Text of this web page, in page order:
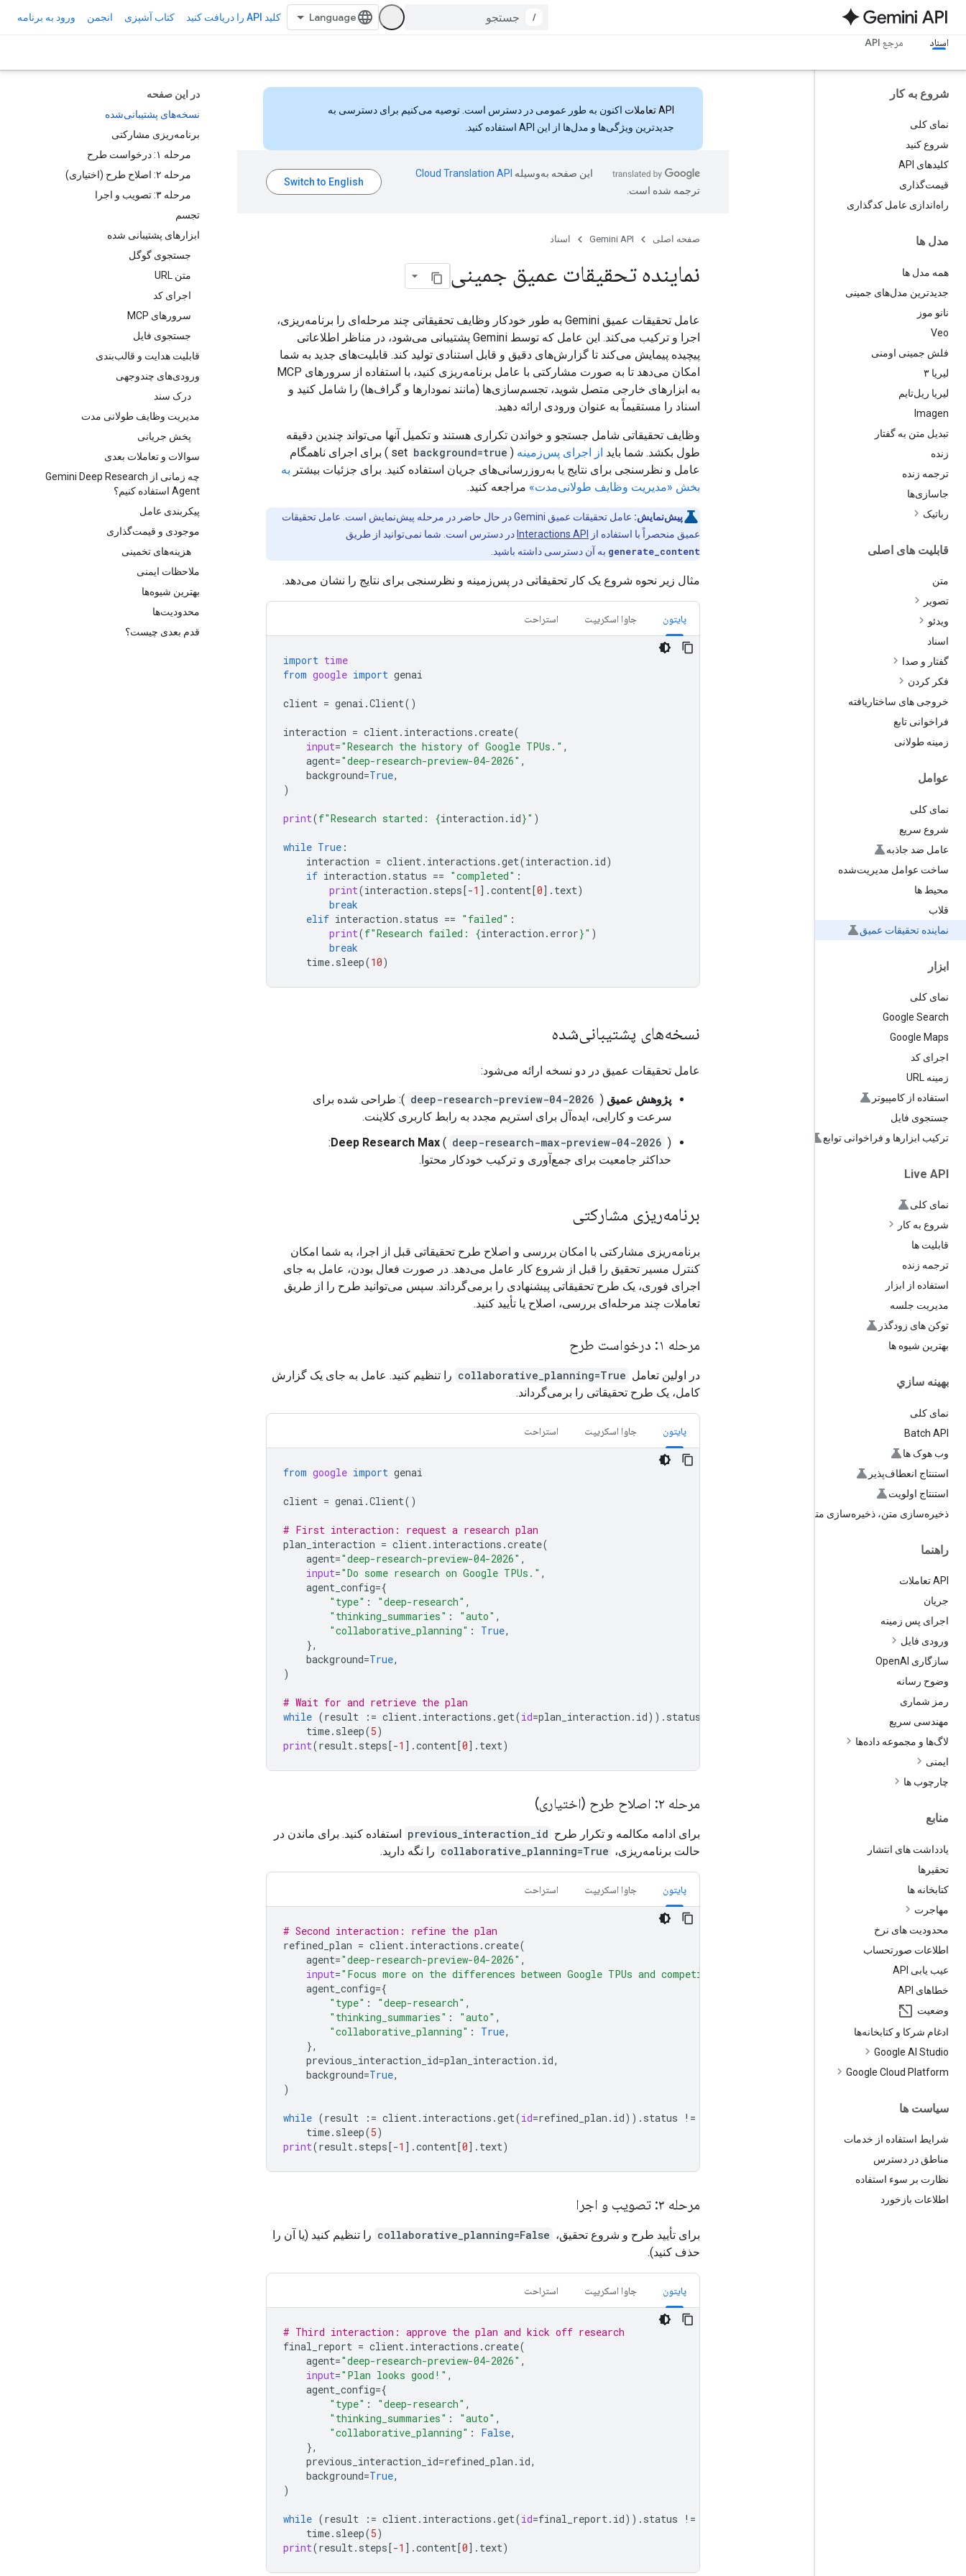
/ کلید API را دریافت کنید کتاب آشپزی انجمن ورود به برنامه
اسناد مرجع API
شروع به کار
نمای کلی
شروع کنید
کلیدهای API
قیمت‌گذاری
راه‌اندازی عامل کدگذاری
مدل ها
همه مدل ها
جدیدترین مدل‌های جمینی
نانو موز
Veo
فلش جمینی اومنی
لیریا ۳
لیریا ریل‌تایم
Imagen
تبدیل متن به گفتار
زنده
ترجمه زنده
جاسازی‌ها
رباتیک
قابلیت های اصلی
متن
تصویر
ویدئو
اسناد
گفتار و صدا
فکر کردن
خروجی های ساختاریافته
فراخوانی تابع
زمینه طولانی
عوامل
نمای کلی
شروع سریع
عامل ضد جاذبه
ساخت عوامل مدیریت‌شده
محیط ها
قلاب
نماینده تحقیقات عمیق
ابزار
نمای کلی
Google Search
Google Maps
اجرای کد
زمینه URL
استفاده از کامپیوتر
جستجوی فایل
ترکیب ابزارها و فراخوانی توابع
Live API
نمای کلی
شروع به کار
قابلیت ها
ترجمه زنده
استفاده از ابزار
مدیریت جلسه
توکن های زودگذر
بهترین شیوه ها
بهينه سازي
نمای کلی
Batch API
وب هوک ها
استنتاج انعطاف‌پذیر
استنتاج اولویت
ذخیره‌سازی متن، ذخیره‌سازی متن
راهنما
API تعاملات
جریان
اجرای پس زمینه
ورودی فایل
سازگاری Open AI
وضوح رسانه
رمز شماری
مهندسی سریع
لاگ‌ها و مجموعه داده‌ها
ایمنی
چارچوب ها
منابع
یادداشت های انتشار
تحقیرها
کتابخانه ها
مهاجرت
محدودیت های نرخ
اطلاعات صورتحساب
عیب یابی API
خطاهای API
وضعیت
ادغام شرکا و کتابخانه‌ها
Google AI Studio
Google Cloud Platform
سیاست ها
شرایط استفاده از خدمات
مناطق در دسترس
نظارت بر سوء استفاده
اطلاعات بازخورد
در این صفحه
نسخه‌های پشتیبانی‌شده
برنامه‌ریزی مشارکتی
مرحله ۱: درخواست طرح
مرحله ۲: اصلاح طرح (اختیاری)
مرحله ۳: تصویب و اجرا
تجسم
ابزارهای پشتیبانی شده
جستجوی گوگل
متن URL
اجرای کد
سرورهای MCP
جستجوی فایل
قابلیت هدایت و قالب‌بندی
ورودی‌های چندوجهی
درک سند
مدیریت وظایف طولانی مدت
پخش جریانی
سوالات و تعاملات بعدی
چه زمانی از Gemini Deep Research
Agent استفاده کنیم؟
پیکربندی عامل
موجودی و قیمت‌گذاری
هزینه‌های تخمینی
ملاحظات ایمنی
بهترین شیوه‌ها
محدودیت‌ها
قدم بعدی چیست؟
API تعاملات
اکنون به طور عمومی در دسترس است. توصیه می‌کنیم برای دسترسی به
جدیدترین ویژگی‌ها و مدل‌ها از این API استفاده کنید.
این صفحه به‌وسیله
ترجمه شده است.
صفحه اصلی Gemini API اسناد
نماینده تحقیقات عمیق جمینی
عامل تحقیقات عمیق Gemini به طور خودکار وظایف تحقیقاتی چند مرحله‌ای را برنامه‌ریزی،
اجرا و ترکیب می‌کند. این عامل که توسط Gemini پشتیبانی می‌شود، در مناظر اطلاعاتی
پیچیده پیمایش می‌کند تا گزارش‌های دقیق و قابل استنادی تولید کند. قابلیت‌های جدید به شما
امکان می‌دهد تا به صورت مشارکتی با عامل برنامه‌ریزی کنید، با استفاده از سرورهای MCP
به ابزارهای خارجی متصل شوید، تجسم‌سازی‌ها (مانند نمودارها و گراف‌ها) را شامل کنید و
اسناد را مستقیماً به عنوان ورودی ارائه دهید.
وظایف تحقیقاتی شامل جستجو و خواندن تکراری هستند و تکمیل آنها می‌تواند چندین دقیقه
طول بکشد. شما باید از اجرای پس‌زمینه (set
background=true
) برای اجرای ناهمگام
عامل و نظرسنجی برای نتایج یا به‌روزرسانی‌های جریان استفاده کنید. برای جزئیات بیشتر به
بخش «مدیریت وظایف طولانی‌مدت» مراجعه کنید.
پیش‌نمایش:
عامل تحقیقات عمیق Gemini در حال حاضر در مرحله پیش‌نمایش است. عامل تحقیقات
عمیق منحصراً با استفاده از
Interactions API در دسترس است. شما نمی‌توانید از طریق
generate_content به آن دسترسی داشته باشید.
مثال زیر نحوه شروع یک کار تحقیقاتی در پس‌زمینه و نظرسنجی برای نتایج را نشان می‌دهد.
پایتون جاوا اسکریپت استراحت
import time
from google import genai
client = genai .Client()
interaction = client. interactions .create(
input="Research the history of Google TPUs." ,
agent="deep-research-preview-04-2026" ,
background=True,
)
print(f"Research started: {interaction . id}" )
while True :
interaction = client. interactions .get(interaction . id)
if interaction . status == "completed" :
print(interaction . steps[-1 ] .content[0] . text)
break
elif interaction . status == "failed" :
print(f"Research failed: {interaction . error}" )
break
time. sleep(10)
نسخه‌های پشتیبانی‌شده
عامل تحقیقات عمیق در دو نسخه ارائه می‌شود:
پژوهش عمیق (
deep-research-preview-04-2026 ): طراحی شده برای
سرعت و کارایی، ایده‌آل برای استریم مجدد به رابط کاربری کلاینت.
Deep Research Max ( deep-research-max-preview-04-2026
):
حداکثر جامعیت برای جمع‌آوری و ترکیب خودکار محتوا.
برنامه‌ریزی مشارکتی
برنامه‌ریزی مشارکتی با امکان بررسی و اصلاح طرح تحقیقاتی قبل از اجرا، به شما امکان
کنترل مسیر تحقیق را قبل از شروع کار عامل می‌دهد. در صورت فعال بودن، عامل به جای
اجرای فوری، یک طرح تحقیقاتی پیشنهادی را برمی‌گرداند. سپس می‌توانید طرح را از طریق
تعاملات چند مرحله‌ای بررسی، اصلاح یا تأیید کنید.
مرحله ۱: درخواست طرح
در اولین تعامل collaborative_planning=True را تنظیم کنید. عامل به جای یک گزارش
کامل، یک طرح تحقیقاتی را برمی‌گرداند.
پایتون جاوا اسکریپت استراحت
from google import genai
client = genai .Client()
# First interaction: request a research plan
plan_interaction = client. interactions .create(
agent="deep-research-preview-04-2026" ,
input="Do some research on Google TPUs." ,
agent_config={
"type" : "deep-research" ,
"thinking_summaries" : "auto" ,
"collaborative_planning" : True,
},
background=True,
)
# Wait for and retrieve the plan
while (result := client. interactions .get(id=plan_interaction . id)) . status
time. sleep(5)
print(result. steps[-1 ] .content[0] . text)
مرحله ۲: اصلاح طرح (اختیاری)
برای ادامه مکالمه و تکرار طرح previous_interaction_id استفاده کنید. برای ماندن در
حالت برنامه‌ریزی، collaborative_planning=True را نگه دارید.
پایتون جاوا اسکریپت استراحت
# Second interaction: refine the plan
refined_plan = client. interactions .create(
agent="deep-research-preview-04-2026" ,
input="Focus more on the differences between Google TPUs and competitor hardware, and less on the history.",
agent_config={
"type" : "deep-research" ,
"thinking_summaries" : "auto" ,
"collaborative_planning" : True,
},
previous_interaction_id=plan_interaction . id,
background=True,
)
while (result := client. interactions .get(id=refined_plan . id)) . status !=
time. sleep(5)
print(result. steps[-1 ] .content[0] . text)
مرحله ۳: تصویب و اجرا
برای تأیید طرح و شروع تحقیق، collaborative_planning=False را تنظیم کنید (یا آن را
حذف کنید).
پایتون جاوا اسکریپت استراحت
# Third interaction: approve the plan and kick off research
final_report = client. interactions .create(
agent="deep-research-preview-04-2026" ,
input="Plan looks good!" ,
agent_config={
"type" : "deep-research" ,
"thinking_summaries" : "auto" ,
"collaborative_planning" : False,
},
previous_interaction_id=refined_plan . id,
background=True,
)
while (result := client. interactions .get(id=final_report. id)) . status !=
time. sleep(5)
print(result. steps[-1 ] .content[0] . text)